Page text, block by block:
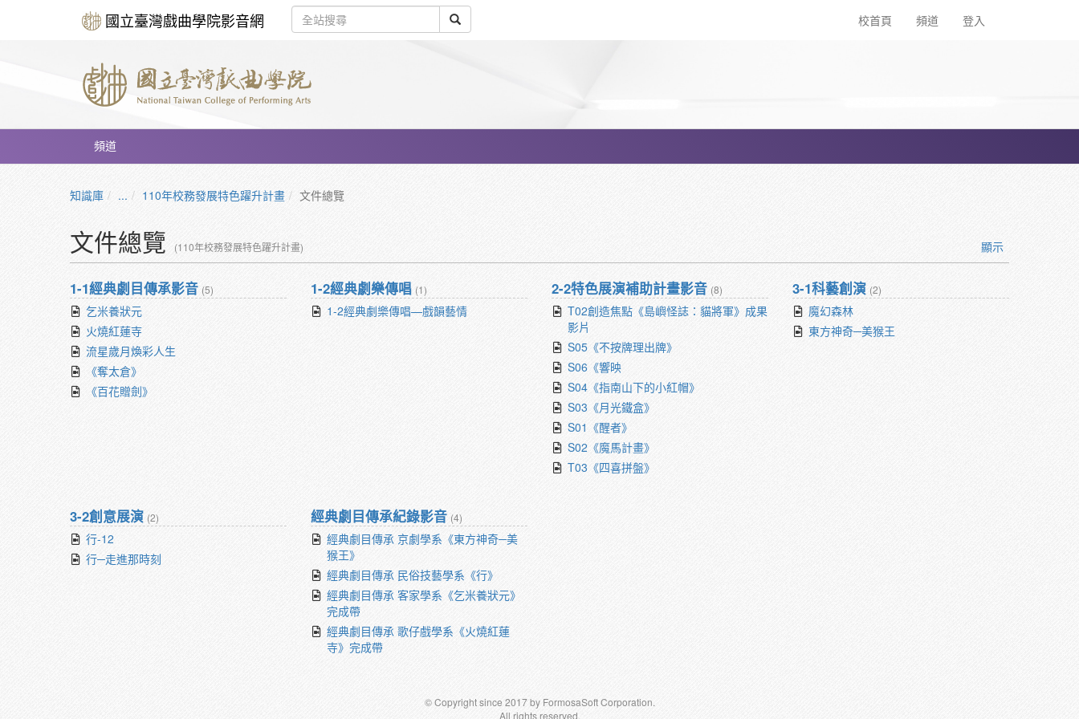
國立臺灣戲曲學院影音網 校首頁 頻道 登入
頻道
知識庫 ... 110年校務發展特色躍升計畫 文件總覽
文件總覽 顯示
(110年校務發展特色躍升計畫)
1-1經典劇目傳承影音 (5)
乞米養狀元
火燒紅蓮寺
流星歲月煥彩人生
《奪太倉》
《百花贈劍》
1-2經典劇樂傳唱 (1)
1-2經典劇樂傳唱—戲韻藝情
2-2特色展演補助計畫影音 (8)
T02創造焦點《島嶼怪誌：貓將軍》成果
影片
S05《不按牌理出牌》
S06《響映
S04《指南山下的小紅帽》
S03《月光鐵盒》
S01《醒者》
S02《魔馬計畫》
T03《四喜拼盤》
3-1科藝創演 (2)
魔幻森林
東方神奇─美猴王
3-2創意展演 (2)
行-12
行─走進那時刻
經典劇目傳承紀錄影音 (4)
經典劇目傳承 京劇學系《東方神奇─美
猴王》
經典劇目傳承 民俗技藝學系《行》
經典劇目傳承 客家學系《乞米養狀元》
完成帶
經典劇目傳承 歌仔戲學系《火燒紅蓮
寺》完成帶
© Copyright since 2017 by FormosaSoft Corporation.
All rights reserved.